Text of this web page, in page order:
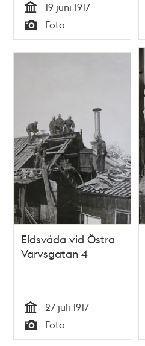
Tid
19 juni 1917
Typ
Foto
Eldsvåda vid Östra
Varvsgatan 4
Tid
27 juli 1917
Typ
Foto